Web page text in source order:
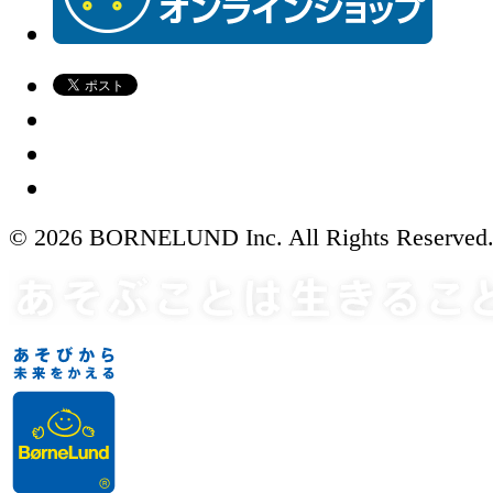
© 2026 BORNELUND Inc. All Rights Reserved.